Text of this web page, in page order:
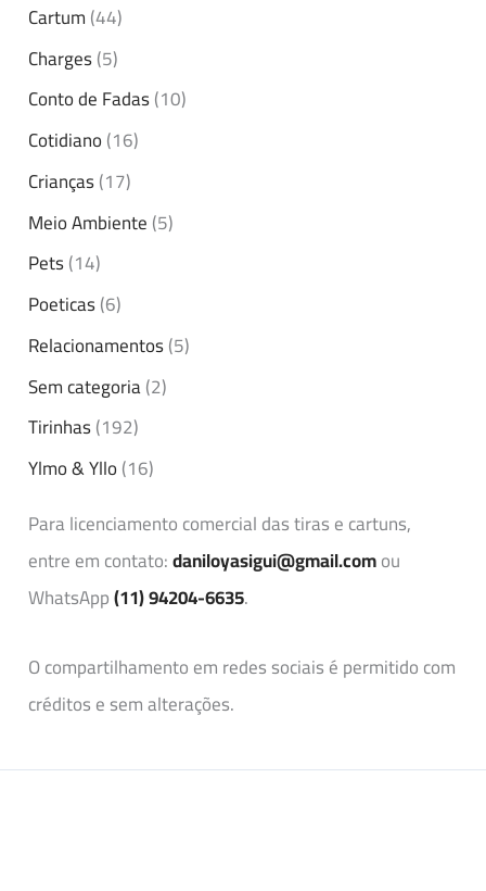
Cartum(44)
Charges(5)
Conto de Fadas(10)
Cotidiano(16)
Crianças(17)
Meio Ambiente(5)
Pets(14)
Poeticas(6)
Relacionamentos(5)
Sem categoria(2)
Tirinhas(192)
Ylmo & Yllo(16)
Para licenciamento comercial das tiras e cartuns,
entre em contato:daniloyasigui@gmail.comou
WhatsApp(11) 94204-6635.
O compartilhamento em redes sociais é permitido com
créditos e sem alterações.